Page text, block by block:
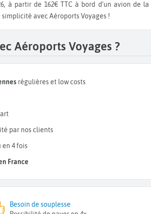
à partir de 162€ TTC à bord d’un avion de la
simplicité avec Aéroports Voyages !
Aéroports Voyages ?
régulières et low costs
par nos clients
en 4 fois
France
Besoin de souplesse